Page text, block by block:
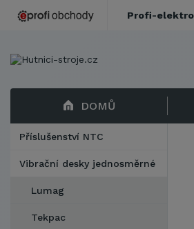
DOMŮ
Příslušenství NTC
Vibrační desky jednosměrné
Lumag
Tekpac
Profi-